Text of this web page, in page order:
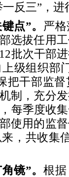
反三”，
点”。 严
选拔任用
批次干部
级组织部
把干部监
制，充分
每季度收
使用的监
，共收集
镜”。 根